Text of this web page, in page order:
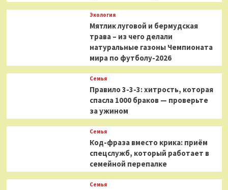
Экология
Мятлик луговой и бермудская
трава – из чего делали
натуральные газоны Чемпионата
мира по футболу-2026
Семья
Правило 3-3-3: хитрость, которая
спасла 1000 браков — проверьте
за ужином
Семья
Код-фраза вместо крика: приём
спецслужб, который работает в
семейной перепалке
Семья